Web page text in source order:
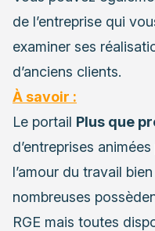
de l’entreprise qui
examiner ses
d’anciens clients.
À savoir :
Le portail Plus que
d’entreprises
l’amour du travail
nombreuses
RGE mais toutes